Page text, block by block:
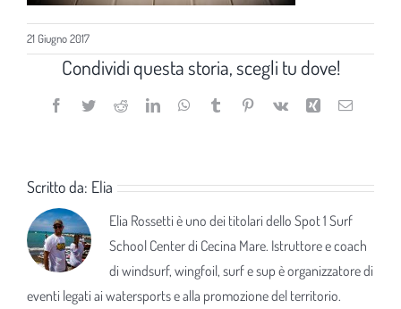
21 Giugno 2017
Condividi questa storia, scegli tu dove!
Facebook
TwitterRedditLinkedInWhatsApp
TumblrPinterest
Vk Xing Email
Scritto da: Elia
Elia Rossetti è uno dei titolari dello Spot 1 Surf
School Center di Cecina Mare. Istruttore e coach
di windsurf, wingfoil, surf e sup è organizzatore di
eventi legati ai watersports e alla promozione del territorio.